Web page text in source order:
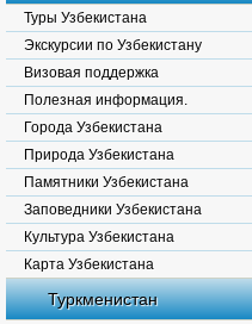
Туры Узбекистана
Экскурсии по Узбекистану
Визовая поддержка
Полезная информация.
Города Узбекистана
Природа Узбекистана
Памятники Узбекистана
Заповедники Узбекистана
Культура Узбекистана
Карта Узбекистана
Туркменистан